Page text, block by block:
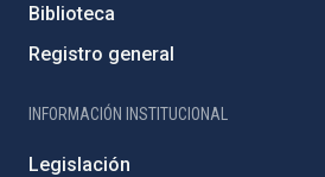
Biblioteca
Registro general
INFORMACIÓN INSTITUCIONAL
Legislación